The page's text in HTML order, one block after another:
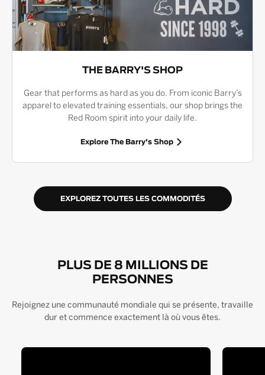
THE BARRY'S SHOP
Gear that performs as hard as you do. From iconic Barry’s
apparel to elevated training essentials, our shop brings the
Red Room spirit into your daily life.
Explore The Barry's Shop
EXPLOREZ TOUTES LES COMMODITÉS
PLUS DE 8 MILLIONS DE
PERSONNES
Rejoignez une communauté mondiale qui se présente, travaille
dur et commence exactement là où vous êtes.